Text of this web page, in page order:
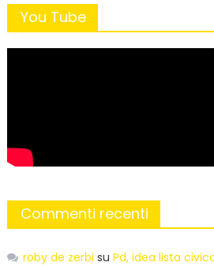
You Tube
Commenti recenti
roby de zerbi su Pd, idea lista